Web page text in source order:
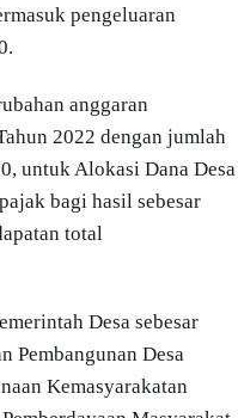
pengeluaran
anggaran
2022 dengan jumlah
untuk Alokasi Dana Desa
bagi hasil sebesar
total
Desa sebesar
Pembangunan Desa
Kemasyarakatan